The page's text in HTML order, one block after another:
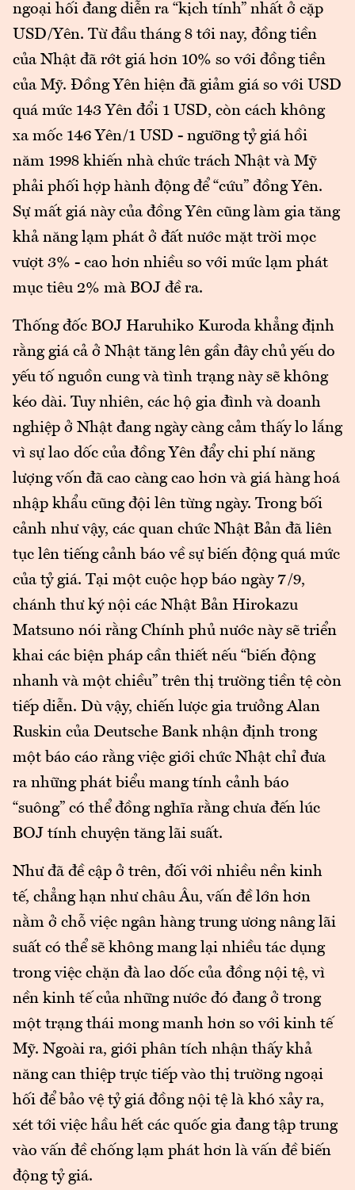
ngoại hối đang diễn ra “kịch tính” nhất ở cặp
USD/Yên. Từ đầu tháng 8 tới nay, đồng tiền
của Nhật đã rớt giá hơn 10% so với đồng tiền
của Mỹ. Đồng Yên hiện đã giảm giá so với USD
quá mức 143 Yên đổi 1 USD, còn cách không
xa mốc 146 Yên/1 USD - ngưỡng tỷ giá hồi
năm 1998 khiến nhà chức trách Nhật và Mỹ
phải phối hợp hành động để “cứu” đồng Yên.
Sự mất giá này của đồng Yên cũng làm gia tăng
khả năng lạm phát ở đất nước mặt trời mọc
vượt 3% - cao hơn nhiều so với mức lạm phát
mục tiêu 2% mà BOJ đề ra.
Thống đốc BOJ Haruhiko Kuroda khẳng định
rằng giá cả ở Nhật tăng lên gần đây chủ yếu do
yếu tố nguồn cung và tình trạng này sẽ không
kéo dài. Tuy nhiên, các hộ gia đình và doanh
nghiệp ở Nhật đang ngày càng cảm thấy lo lắng
vì sự lao dốc của đồng Yên đẩy chi phí năng
lượng vốn đã cao càng cao hơn và giá hàng hoá
nhập khẩu cũng đội lên từng ngày. Trong bối
cảnh như vậy, các quan chức Nhật Bản đã liên
tục lên tiếng cảnh báo về sự biến động quá mức
của tỷ giá. Tại một cuộc họp báo ngày 7/9,
chánh thư ký nội các Nhật Bản Hirokazu
Matsuno nói rằng Chính phủ nước này sẽ triển
khai các biện pháp cần thiết nếu “biến động
nhanh và một chiều” trên thị trường tiền tệ còn
tiếp diễn. Dù vậy, chiến lược gia trưởng Alan
Ruskin của Deutsche Bank nhận định trong
một báo cáo rằng việc giới chức Nhật chỉ đưa
ra những phát biểu mang tính cảnh báo
“suông” có thể đồng nghĩa rằng chưa đến lúc
BOJ tính chuyện tăng lãi suất.
Như đã đề cập ở trên, đối với nhiều nền kinh
tế, chẳng hạn như châu Âu, vấn đề lớn hơn
nằm ở chỗ việc ngân hàng trung ương nâng lãi
suất có thể sẽ không mang lại nhiều tác dụng
trong việc chặn đà lao dốc của đồng nội tệ, vì
nền kinh tế của những nước đó đang ở trong
một trạng thái mong manh hơn so với kinh tế
Mỹ. Ngoài ra, giới phân tích nhận thấy khả
năng can thiệp trực tiếp vào thị trường ngoại
hối để bảo vệ tỷ giá đồng nội tệ là khó xảy ra,
xét tới việc hầu hết các quốc gia đang tập trung
vào vấn đề chống lạm phát hơn là vấn đề biến
động tỷ giá.